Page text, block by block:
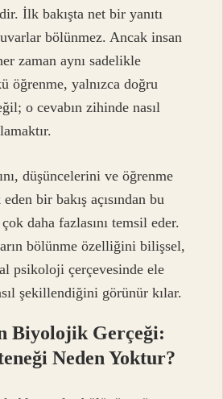
İlk bakışta net bir yanıtı
bölünmez. Ancak insan
zaman aynı sadelikle
öğrenme, yalnızca doğru
o cevabın zihinde nasıl
düşüncelerini ve öğrenme
bir bakış açısından bu
daha fazlasını temsil eder.
bölünme özelliğini bilişsel,
psikoloji çerçevesinde ele
şekillendiğini görünür kılar.
Biyolojik Gerçeği:
Neden Yoktur?